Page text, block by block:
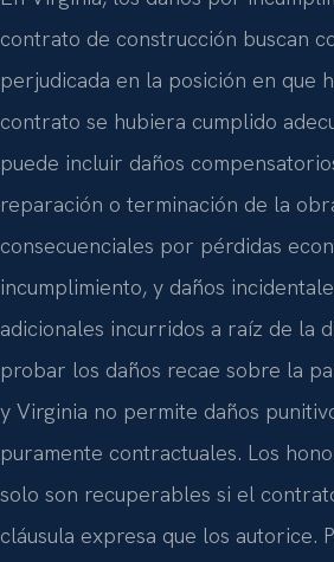
contrato de construcción buscan
perjudicada en la posición en que
contrato se hubiera cumplido
puede incluir daños
reparación o terminación de la
consecuenciales por pérdidas
incumplimiento, y daños
adicionales incurridos a raíz de la
probar los daños recae sobre la
y Virginia no permite daños
puramente contractuales. Los
solo son recuperables si el
cláusula expresa que los autorice.